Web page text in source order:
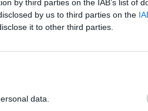
by third parties on the IAB’s list of
by us to third parties on the
it to other third parties.
data.
sí que s’han
superestrambòtics”,
companyies “estan
més